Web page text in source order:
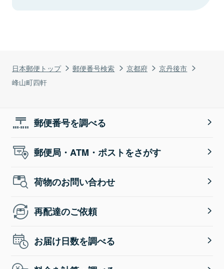
日本郵便トップ 郵便番号検索 京都府
京丹後市
峰山町四軒
郵便番号を調べる
郵便局・ATM・ポストをさがす
荷物のお問い合わせ
再配達のご依頼
お届け日数を調べる